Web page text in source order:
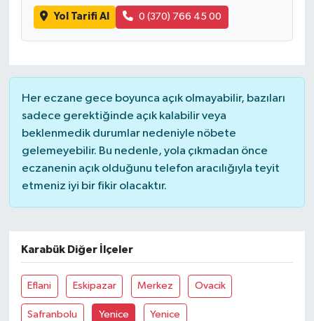
Yol Tarifi Al 0 (370) 766 45 00
Her eczane gece boyunca açık olmayabilir, bazıları
sadece gerektiğinde açık kalabilir veya
beklenmedik durumlar nedeniyle nöbete
gelemeyebilir. Bu nedenle, yola çıkmadan önce
eczanenin açık olduğunu telefon aracılığıyla teyit
etmeniz iyi bir fikir olacaktır.
Karabük Diğer İlçeler
Eflani Eskipazar Merkez Ovacik
Safranbolu Yenice Yenice